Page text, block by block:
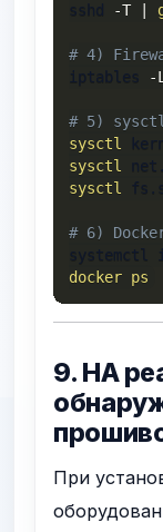
-T
# 4)
-L
# 5) sysctl
sysctl
sysctl
sysctl
# 6)
docker ps
9. НА
При